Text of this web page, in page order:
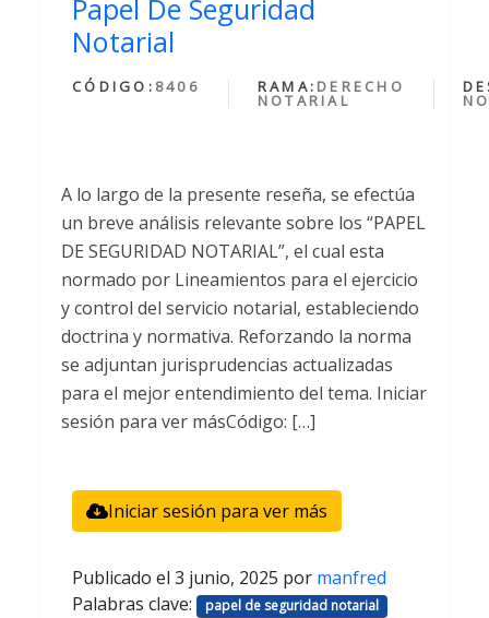
Papel De Seguridad
Notarial
CÓDIGO: 8406 RAMA: DERECHO
NOTARIAL
A lo largo de la presente reseña, se efectúa
un breve análisis relevante sobre los “PAPEL
DE SEGURIDAD NOTARIAL”, el cual esta
normado por Lineamientos para el ejercicio
y control del servicio notarial, estableciendo
doctrina y normativa. Reforzando la norma
se adjuntan jurisprudencias actualizadas
para el mejor entendimiento del tema. Iniciar
sesión para ver másCódigo: […]
Iniciar sesión para ver más
Publicado el 3 junio, 2025 por manfred
Palabras clave:
papel de seguridad notarial